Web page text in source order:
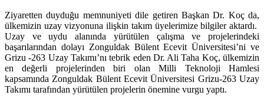
Ziyaretten duyduğu memnuniyeti dile getiren Başkan Dr. Koç da,
ülkemizin uzay vizyonuna ilişkin takım üyelerimize bilgiler aktardı.
Uzay ve uydu alanında yürütülen çalışma ve projelerindeki
başarılarından dolayı Zonguldak Bülent Ecevit Üniversitesi’ni ve
Grizu -263 Uzay Takımı’nı tebrik eden Dr. Ali Taha Koç, ülkemizin
en değerli projelerinden biri olan Milli Teknoloji Hamlesi
kapsamında Zonguldak Bülent Ecevit Üniversitesi Grizu-263 Uzay
Takımı tarafından yürütülen projelerin önemine vurgu yaptı.